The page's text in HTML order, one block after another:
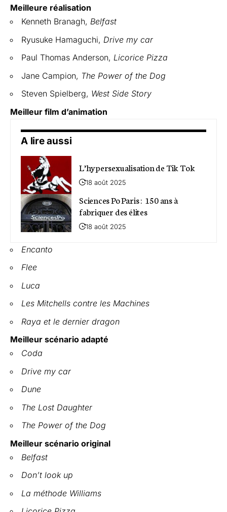
Meilleure réalisation
Kenneth Branagh, Belfast
Ryusuke Hamaguchi, Drive my car
Paul Thomas Anderson, Licorice Pizza
Jane Campion, The Power of the Dog
Steven Spielberg, West Side Story
Meilleur film d’animation
A lire aussi
L’hypersexualisation de Tik Tok
18 août 2025
Sciences Po Paris : 150 ans à
fabriquer des élites
18 août 2025
Encanto
Flee
Luca
Les Mitchells contre les Machines
Raya et le dernier dragon
Meilleur scénario adapté
Coda
Drive my car
Dune
The Lost Daughter
The Power of the Dog
Meilleur scénario original
Belfast
Don’t look up
La méthode Williams